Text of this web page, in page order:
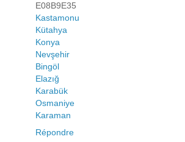
E08B9E35
Kastamonu
Kütahya
Konya
Nevşehir
Bingöl
Elazığ
Karabük
Osmaniye
Karaman
Répondre